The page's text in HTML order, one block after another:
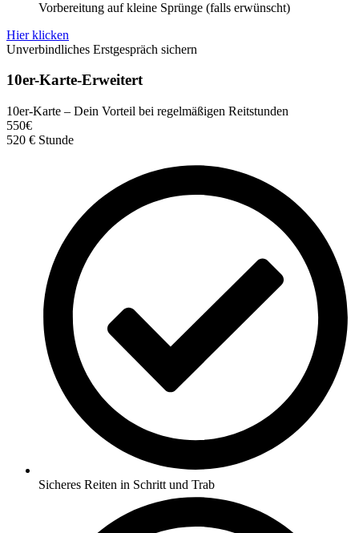
Vorbereitung auf kleine Sprünge (falls erwünscht)
Hier klicken
Unverbindliches Erstgespräch sichern
10er-Karte-Erweitert
10er-Karte – Dein Vorteil bei regelmäßigen Reitstunden
550€
520 € Stunde
Sicheres Reiten in Schritt und Trab